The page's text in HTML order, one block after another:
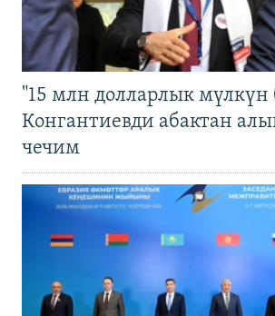
"15 млн долларлык мүлкүн
Конгантиевди абактан
чечим